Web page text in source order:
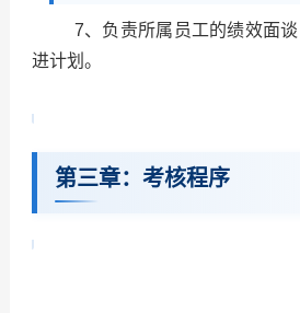
7、负责所属员工的绩效面谈
进计划。
第三章：考核程序